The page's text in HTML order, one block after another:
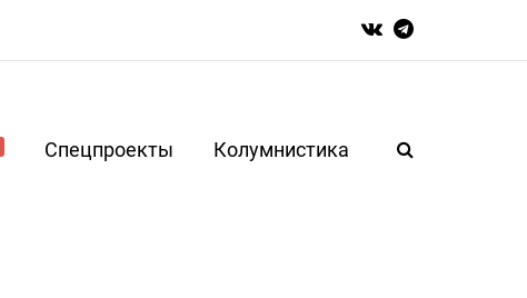
Спецпроекты Колумнистика